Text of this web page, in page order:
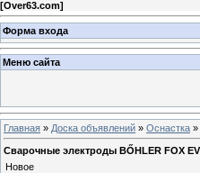
[Over63.com]
Форма входа
Меню сайта
Главная » Доска объявлений » Оснастка »
Сварочные электроды BŐHLER FOX
Новое